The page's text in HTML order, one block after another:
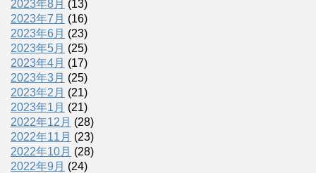
2023年8月 (13)
2023年7月 (16)
2023年6月 (23)
2023年5月 (25)
2023年4月 (17)
2023年3月 (25)
2023年2月 (21)
2023年1月 (21)
2022年12月 (28)
2022年11月 (23)
2022年10月 (28)
2022年9月 (24)